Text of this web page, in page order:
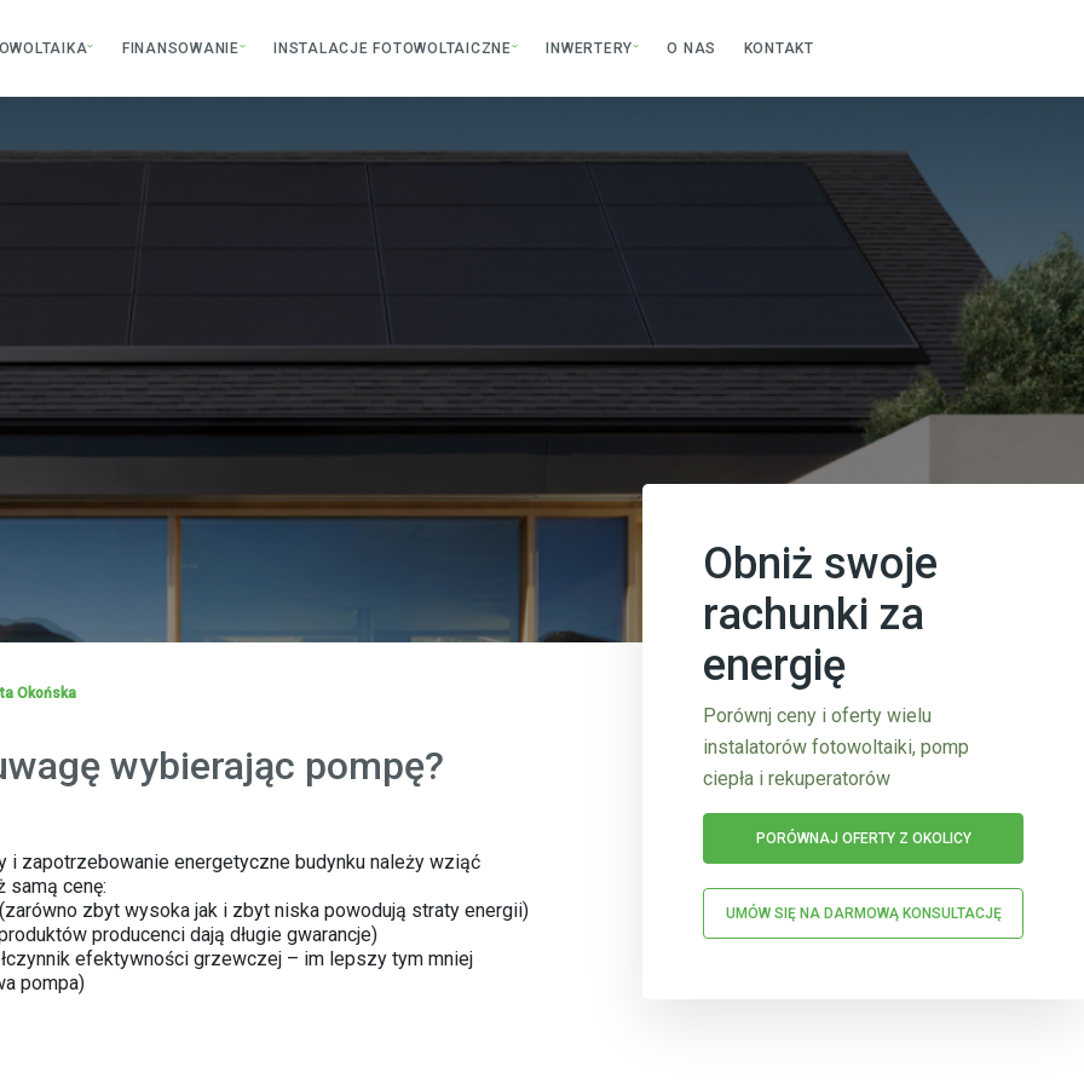
FINANSOWANIE INSTALACJE FOTOWOLTAICZNE INWERTERY O NAS KONTAKT
Okońska
wybierając pompę?
i zapotrzebowanie energetyczne budynku należy wziąć
samą cenę:
zbyt wysoka jak i zbyt niska powodują straty energii)
producenci dają długie gwarancje)
efektywności grzewczej – im lepszy tym mniej
pompa)
Obniż swoje
rachunki za
energię
Porównj ceny i oferty wielu
instalatorów fotowoltaiki, pomp
ciepła i rekuperatorów
PORÓWNAJ OFERTY Z OKOLICY
UMÓW SIĘ NA DARMOWĄ KONSULTACJĘ